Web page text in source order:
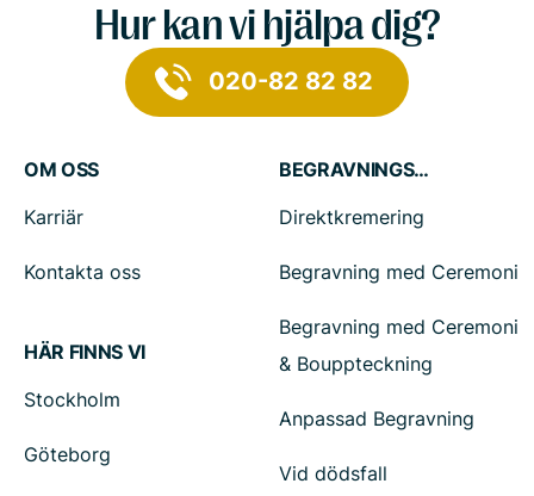
Hur kan vi hjälpa dig?
020-82 82 82
OM OSS
Karriär
Kontakta oss
HÄR FINNS VI
Stockholm
Göteborg
BEGRAVNINGSTJÄNSTER
Direktkremering
Begravning med Ceremoni
Begravning med Ceremoni
& Bouppteckning
Anpassad Begravning
Vid dödsfall